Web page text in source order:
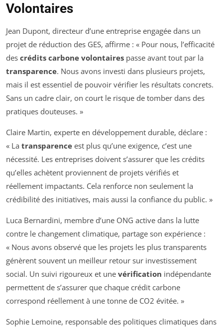
Volontaires
Jean Dupont, directeur d’une entreprise engagée dans un
projet de réduction des GES, affirme : « Pour nous, l’efficacité
des crédits carbone volontaires passe avant tout par la
transparence. Nous avons investi dans plusieurs projets,
mais il est essentiel de pouvoir vérifier les résultats concrets.
Sans un cadre clair, on court le risque de tomber dans des
pratiques douteuses. »
Claire Martin, experte en développement durable, déclare :
« La transparence est plus qu’une exigence, c’est une
nécessité. Les entreprises doivent s’assurer que les crédits
qu’elles achètent proviennent de projets vérifiés et
réellement impactants. Cela renforce non seulement la
crédibilité des initiatives, mais aussi la confiance du public. »
Luca Bernardini, membre d’une ONG active dans la lutte
contre le changement climatique, partage son expérience :
« Nous avons observé que les projets les plus transparents
génèrent souvent un meilleur retour sur investissement
social. Un suivi rigoureux et une vérification indépendante
permettent de s’assurer que chaque crédit carbone
correspond réellement à une tonne de CO2 évitée. »
Sophie Lemoine, responsable des politiques climatiques dans